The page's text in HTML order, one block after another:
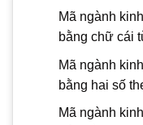
Mã ngành
bằng chữ cái
Mã ngành
bằng hai số
Mã ngành